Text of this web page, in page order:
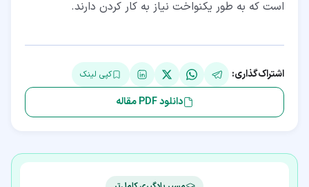
است که به طور یکنواخت نیاز به کار کردن دارند.
اشتراک‌گذاری: کپی لینک
دانلود PDF مقاله